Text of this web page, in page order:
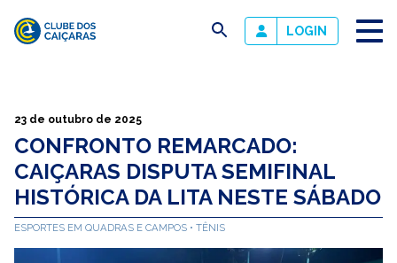
Caiçaras
busca LOGIN
23 de outubro de 2025
CONFRONTO REMARCADO:
CAIÇARAS DISPUTA SEMIFINAL
HISTÓRICA DA LITA NESTE SÁBADO
ESPORTES EM QUADRAS E CAMPOS TÊNIS